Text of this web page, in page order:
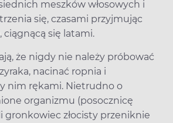
meszków włosowych i
się, czasami przyjmując
ciągnącą się latami.
że nigdy nie należy próbować
nacinać ropnia i
nim rękami. Nietrudno o
organizmu (posocznicę
gronkowiec złocisty przeniknie